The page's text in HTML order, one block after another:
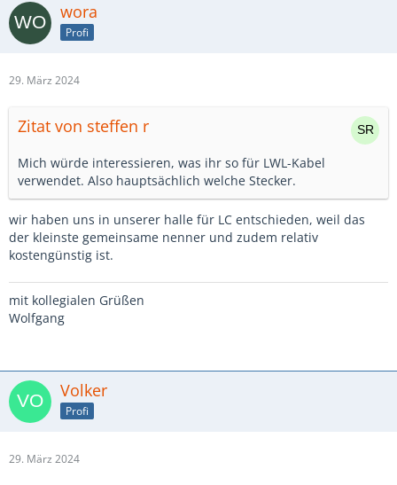
wora
Profi
29. März 2024
Zitat von steffen r
Mich würde interessieren, was ihr so für LWL-Kabel
verwendet. Also hauptsächlich welche Stecker.
wir haben uns in unserer halle für LC entschieden, weil das
der kleinste gemeinsame nenner und zudem relativ
kostengünstig ist.
mit kollegialen Grüßen
Wolfgang
Volker
Profi
29. März 2024